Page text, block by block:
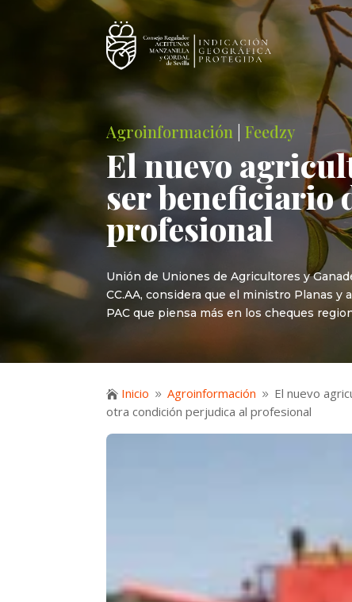
Agroinformación |Feedzy
El nuevo
ser beneficiario
profesional
Unión de Uniones de Agricultores y
CC.AA, considera que el ministro Planas
PAC que piensa más en los cheques
 Inicio 9 Agroinformación 9 El nuevo
otra condición perjudica al profesional